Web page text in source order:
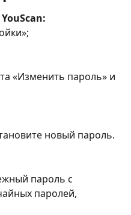
«Изменить пароль» и
новый пароль.
пароль с
паролей,